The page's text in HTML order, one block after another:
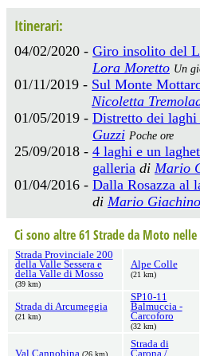
Itinerari:
04/02/2020 - Giro insolito del
Lora Moretto Un
01/11/2019 - Sul Monte
Nicoletta
01/05/2019 - Distretto dei
Guzzi Poche ore
25/09/2018 - 4 laghi e un
galleria di Mario
01/04/2016 - Dalla Rosazza al
di Mario Giachino
Ci sono altre 61 Strade da Moto
Strada Provinciale 200
della Valle Sessera e
della Valle di Mosso
(39 km)
Alpe Colle
(21 km)
Strada di Arcumeggia
(21 km)
SP10-11
Balmuccia -
Carcoforo
(32 km)
Val Cannobina (26 km)
Strada di
Carona /